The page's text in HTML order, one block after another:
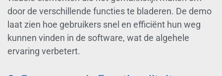
door de verschillende functies te bladeren. De demo
laat zien hoe gebruikers snel en efficiënt hun weg
kunnen vinden in de software, wat de algehele
ervaring verbetert.